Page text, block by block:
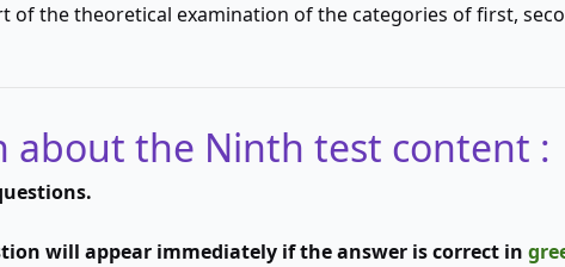
of the theoretical examination of the categories of first,
: Information about the Ninth test content-
.This part contains
will appear immediately if the answer is correct in